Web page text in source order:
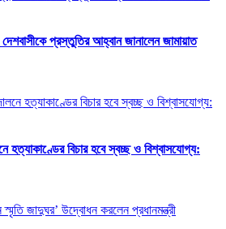
প্রস্তুতির আহ্বান জানালেন জামায়াত
হত্যাকাণ্ডের বিচার হবে স্বচ্ছ ও বিশ্বাসযোগ্য: